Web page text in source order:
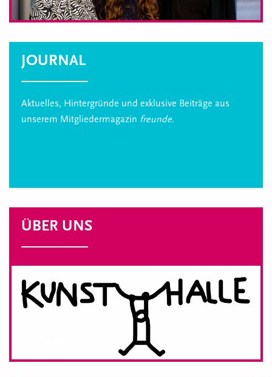
JOURNAL
Aktuelles, Hintergründe und exklusive Beiträge aus
unserem Mitgliedermagazin freunde.
ÜBER UNS